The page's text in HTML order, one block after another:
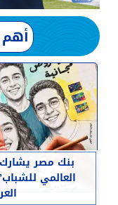
أهم
بنك مصر
العالمي